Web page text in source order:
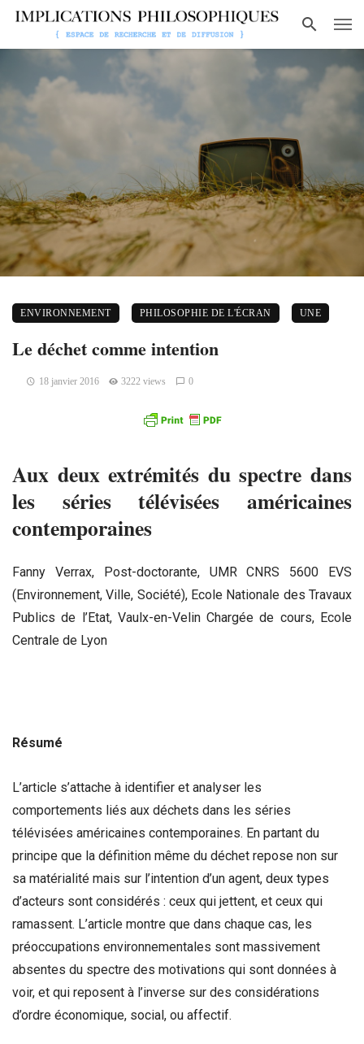
ENVIRONNEMENT PHILOSOPHIE DE L'ÉCRAN UNE
Le déchet comme intention
18 janvier 2016 3222 views 0
Aux deux extrémités du spectre dans
les séries télévisées américaines
contemporaines
Fanny Verrax, Post-doctorante, UMR CNRS 5600 EVS
(Environnement, Ville, Société), Ecole Nationale des Travaux
Publics de l’Etat, Vaulx-en-Velin Chargée de cours, Ecole
Centrale de Lyon
Résumé
L’article s’attache à identifier et analyser les
comportements liés aux déchets dans les séries
télévisées américaines contemporaines. En partant du
principe que la définition même du déchet repose non sur
sa matérialité mais sur l’intention d’un agent, deux types
d’acteurs sont considérés : ceux qui jettent, et ceux qui
ramassent. L’article montre que dans chaque cas, les
préoccupations environnementales sont massivement
absentes du spectre des motivations qui sont données à
voir, et qui reposent à l’inverse sur des considérations
d’ordre économique, social, ou affectif.